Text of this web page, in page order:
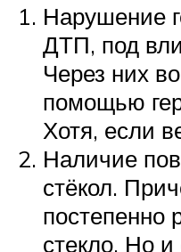
Нарушение
ДТП, под
Через них
помощью
Хотя, если
Наличие
стёкол.
постепенно
стекло. Но